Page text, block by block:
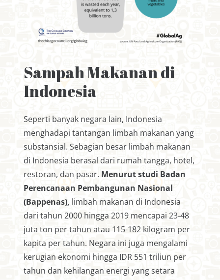
Sampah Makanan di
Indonesia
Seperti banyak negara lain, Indonesia
menghadapi tantangan limbah makanan yang
substansial. Sebagian besar limbah makanan
di Indonesia berasal dari rumah tangga, hotel,
restoran, dan pasar. Menurut studi Badan
Perencanaan Pembangunan Nasional
(Bappenas), limbah makanan di Indonesia
dari tahun 2000 hingga 2019 mencapai 23-48
juta ton per tahun atau 115-182 kilogram per
kapita per tahun. Negara ini juga mengalami
kerugian ekonomi hingga IDR 551 triliun per
tahun dan kehilangan energi yang setara